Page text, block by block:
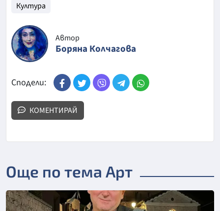
Култура
Автор
Боряна Колчагова
Сподели:
КОМЕНТИРАЙ
Още по тема Арт